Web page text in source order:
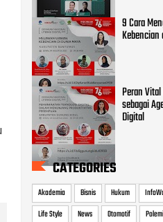
9 Cara
Peran
sebagai
Digital
CATEGORIES
Akademia Bisnis Hukum
Life Style
News Otomotif